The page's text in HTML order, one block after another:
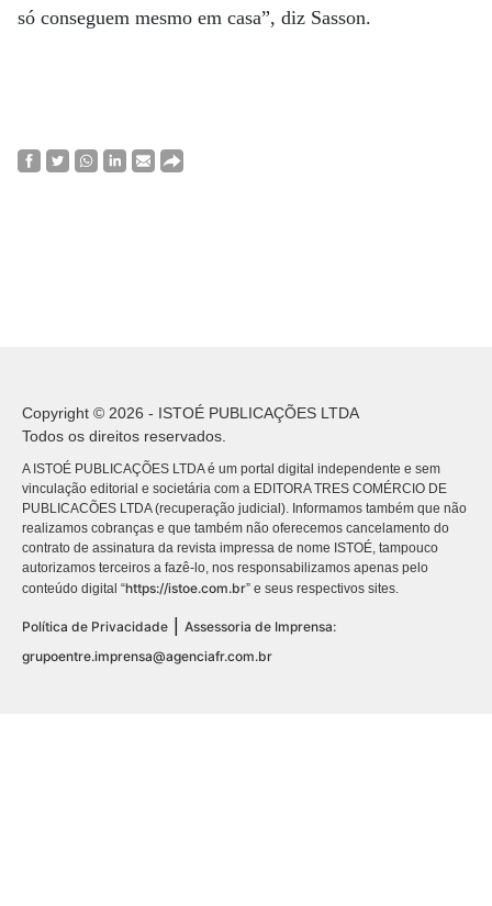
só conseguem mesmo em casa”, diz Sasson.
Copyright © 2026 - ISTOÉ PUBLICAÇÕES LTDA
Todos os direitos reservados.
A ISTOÉ PUBLICAÇÕES LTDA é um portal digital independente e sem
vinculação editorial e societária com a EDITORA TRES COMÉRCIO DE
PUBLICACÕES LTDA (recuperação judicial). Informamos também que não
realizamos cobranças e que também não oferecemos cancelamento do
contrato de assinatura da revista impressa de nome ISTOÉ, tampouco
autorizamos terceiros a fazê-lo, nos responsabilizamos apenas pelo
conteúdo digital “https://istoe.com.br” e seus respectivos sites.
Política de Privacidade
Assessoria de Imprensa:
grupoentre.imprensa@agenciafr.com.br